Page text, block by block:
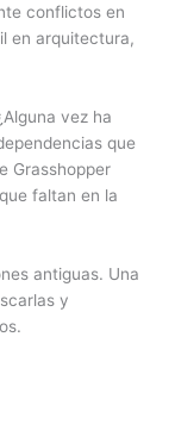
conflictos en
en arquitectura,
vez ha
que
Grasshopper
faltan en la
antiguas. Una
y